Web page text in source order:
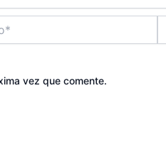
vez que comente.